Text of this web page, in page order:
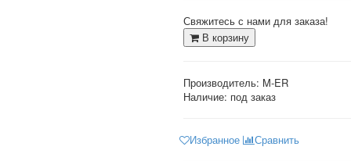
Свяжитесь с нами для заказа!
В корзину
Производитель: M-ER
Наличие: под заказ
Избранное Сравнить